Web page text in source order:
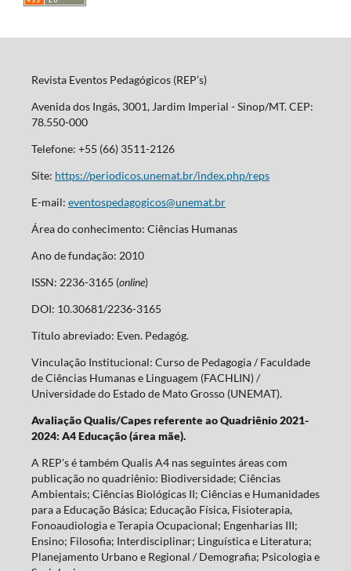
Revista Eventos Pedagógicos (REP’s)
Avenida dos Ingás, 3001, Jardim Imperial - Sinop/MT. CEP:
78.550-000
Telefone: +55 (66) 3511-2126
Site: https://periodicos.unemat.br/index.php/reps
E-mail: eventospedagogicos@unemat.br
Área do conhecimento: Ciências Humanas
Ano de fundação: 2010
ISSN: 2236-3165 (online)
DOI: 10.30681/2236-3165
Título abreviado: Even. Pedagóg.
Vinculação Institucional: Curso de Pedagogia / Faculdade
de Ciências Humanas e Linguagem (FACHLIN) /
Universidade do Estado de Mato Grosso (UNEMAT).
Avaliação Qualis/Capes referente ao Quadriênio 2021-
2024: A4 Educação (área mãe).
A REP's é também Qualis A4 nas seguintes áreas com
publicação no quadriênio: Biodiversidade; Ciências
Ambientais; Ciências Biológicas II; Ciências e Humanidades
para a Educação Básica; Educação Física, Fisioterapia,
Fonoaudiologia e Terapia Ocupacional; Engenharias III;
Ensino; Filosofia; Interdisciplinar; Linguística e Literatura;
Planejamento Urbano e Regional / Demografia; Psicologia e